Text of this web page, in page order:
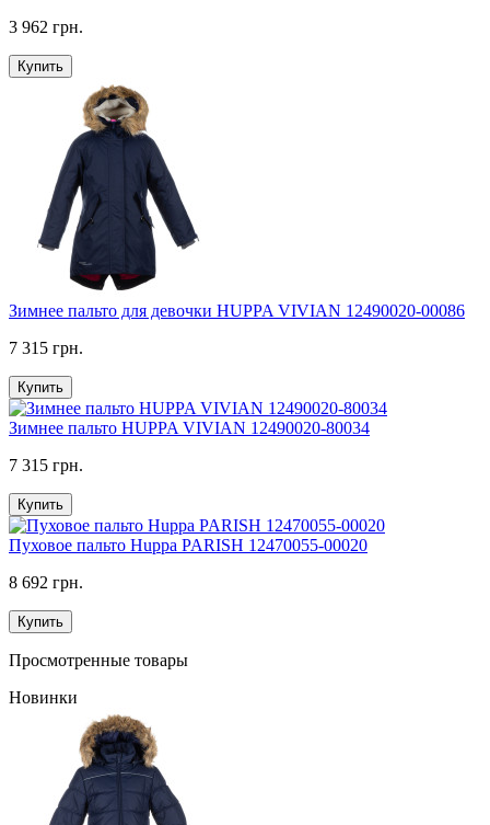
3 962 грн.
Купить
Зимнее пальто для девочки HUPPA VIVIAN 12490020-00086
7 315 грн.
Купить
Зимнее пальто HUPPA VIVIAN 12490020-80034
7 315 грн.
Купить
Пуховое пальто Huppa PARISH 12470055-00020
8 692 грн.
Купить
Просмотренные товары
Новинки